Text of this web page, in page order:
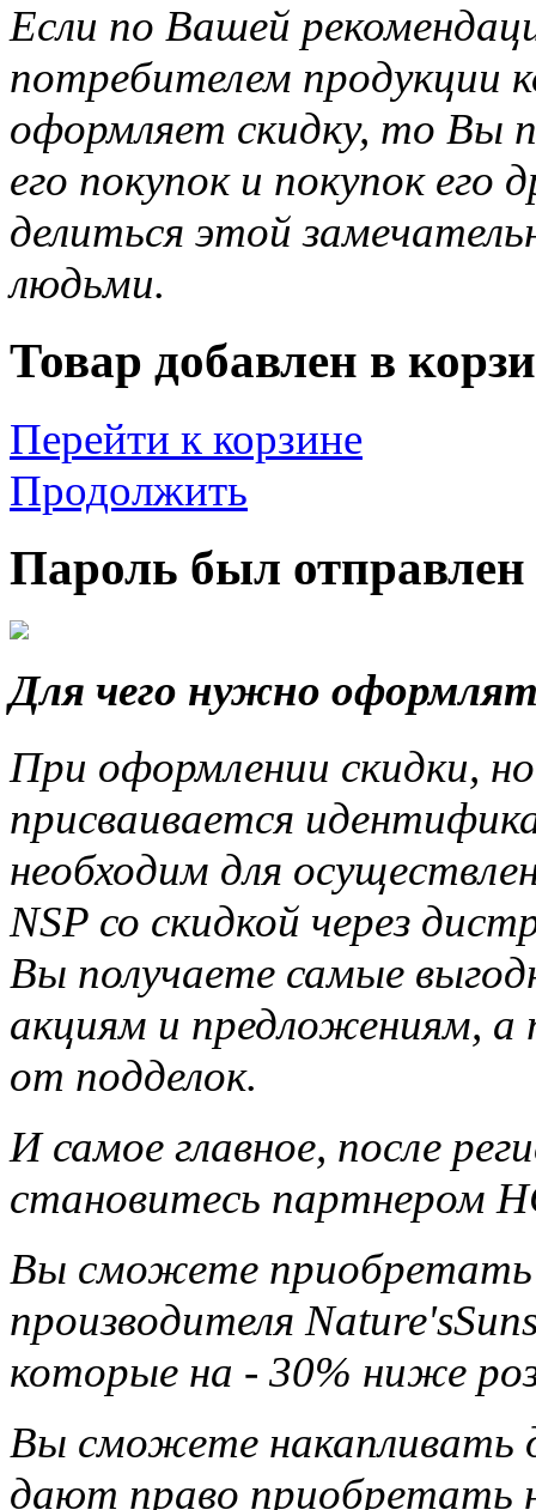
Если по Вашей
потребителем продукции
оформляет скидку, то Вы
его покупок и покупок
делиться этой
людьми.
Товар добавлен в
Перейти к корзине
Продолжить
Пароль был
Для чего нужно
При оформлении скидки,
присваивается
необходим для
NSP со скидкой через
Вы получаете самые
акциям и предложениям,
от подделок.
И самое главное, после
становитесь партнером
Вы сможете приобретать
производителя
которые на - 30% ниже
Вы сможете накапливать
дают право приобретать